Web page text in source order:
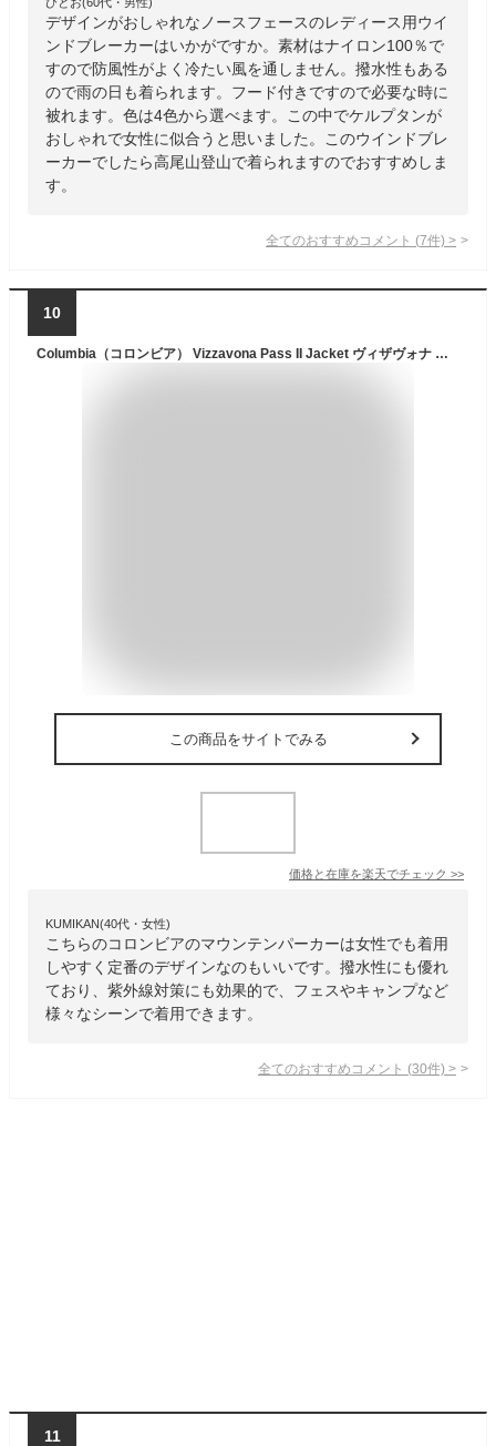
デザインがおしゃれなノースフェースのレディース用ウイ
ンドブレーカーはいかがですか。素材はナイロン100％で
すので防風性がよく冷たい風を通しません。撥水性もある
ので雨の日も着られます。フード付きですので必要な時に
被れます。色は4色から選べます。この中でケルプタンが
おしゃれで女性に似合うと思いました。このウインドブレ
ーカーでしたら高尾山登山で着られますのでおすすめしま
す。
全てのおすすめコメント (7件) >
10
Columbia（コロンビア） Vizzavona Pass II Jacket ヴィザヴォナ パス 2 ジャケット マウンテン パーカー メンズ レディース 2024 アウトドア アウター マンパ ウインドブレーカー 撥水 濡れない 紫外線 対策 山登り 登山 フェス キャンプ フード シェル 【XE9226】
この商品をサイトでみる
価格と在庫を楽天でチェック >>
KUMIKAN(40代・女性)
こちらのコロンビアのマウンテンパーカーは女性でも着用
しやすく定番のデザインなのもいいです。撥水性にも優れ
ており、紫外線対策にも効果的で、フェスやキャンプなど
様々なシーンで着用できます。
全てのおすすめコメント (30件) >
11